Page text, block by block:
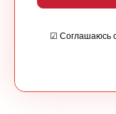
☑ Соглашаюсь